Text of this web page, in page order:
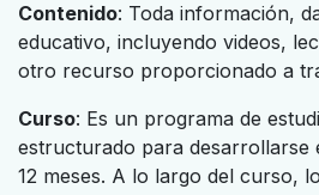
Contenido: Toda información,
educativo, incluyendo videos,
otro recurso proporcionado a
Curso: Es un programa de
estructurado para desarrollarse
12 meses. A lo largo del curso,